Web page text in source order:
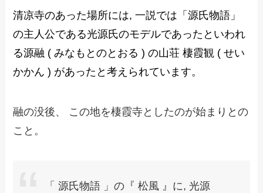
清凉寺のあった場所には, 一説では「源氏物語」
の主人公である光源氏のモデルであったといわれ
る源融 ( みなもとのとおる ) の山荘 棲霞観 ( せい
かかん ) があったと考えられています。
融の没後、 この地を棲霞寺としたのが始まりとの
こと。
「 源氏物語 」の『 松風 』に, 光源